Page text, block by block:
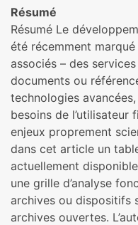
Résumé
Résumé Le
été récemment
associés – des
documents ou
technologies
besoins de l’utilisateur
enjeux proprement
dans cet article un
actuellement
une grille d’analyse
archives ou dispositifs
archives ouvertes.